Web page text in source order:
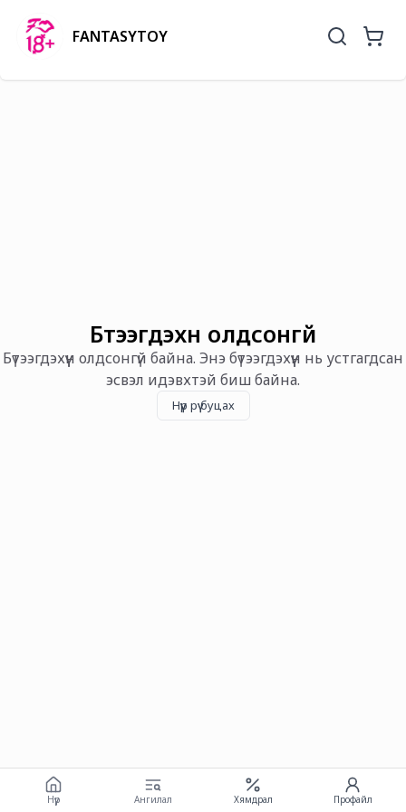
FANTASYTOY
Бүтээгдэхүүн олдсонгүй
Бүтээгдэхүүн олдсонгүй байна. Энэ бүтээгдэхүүн нь устгагдсан
эсвэл идэвхтэй биш байна.
Нүүр рүү буцах
Нүүр Ангилал Хямдрал Профайл